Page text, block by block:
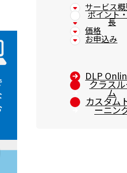
サービス
ポイント
長
価格
お申込み
DLP
クラス
ム
カスタム
ーニン